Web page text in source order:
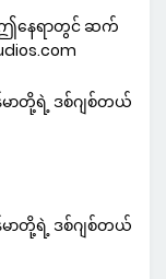
ဤနေရာတွင် ဆက်
န်မာတို့ရဲ့ ဒစ်ဂျစ်တယ်
န်မာတို့ရဲ့ ဒစ်ဂျစ်တယ်